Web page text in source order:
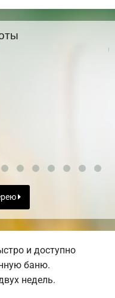
и доступно
баню.
недель.